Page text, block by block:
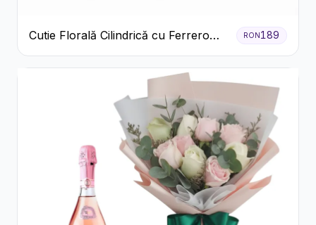
Cutie Florală Cilindrică cu Ferrero
Rocher și Trandafiri Pastel
RON189